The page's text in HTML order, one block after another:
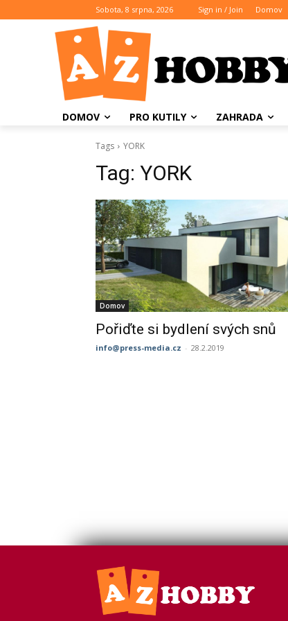
Sobota, 8 srpna, 2026 Sign in / Join Domov
DOMOV PRO KUTILY ZAHRADA
Tags YORK
Tag: YORK
Domov
Pořiďte si bydlení svých snů
info@press-media.cz - 28.2.2019